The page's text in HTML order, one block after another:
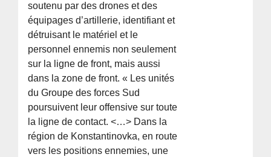
soutenu par des drones et des
équipages d’artillerie, identifiant et
détruisant le matériel et le
personnel ennemis non seulement
sur la ligne de front, mais aussi
dans la zone de front. « Les unités
du Groupe des forces Sud
poursuivent leur offensive sur toute
la ligne de contact. <…> Dans la
région de Konstantinovka, en route
vers les positions ennemies, une